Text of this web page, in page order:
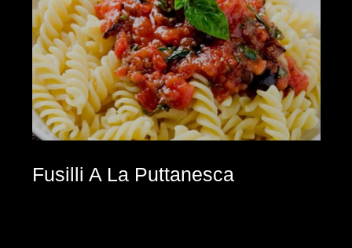
Fusilli A La Puttanesca